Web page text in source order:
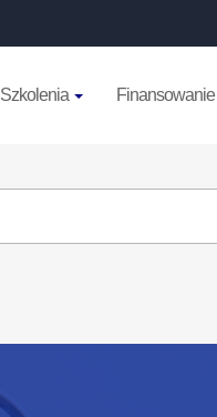
Szkolenia Finansowanie